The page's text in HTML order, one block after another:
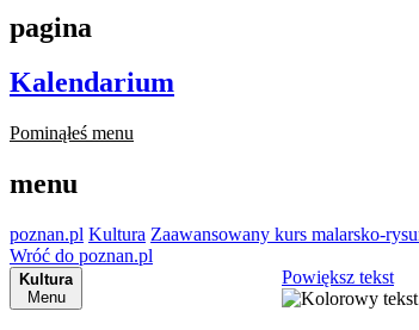
pagina
Kalendarium
Pominąłeś menu
menu
poznan.pl Kultura Zaawansowany kurs malarsko-
Wróć do poznan.pl
Kultura
Menu
Powiększ tekst